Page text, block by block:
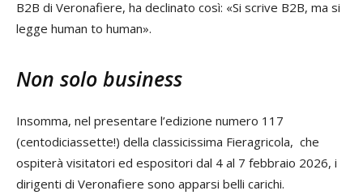
B2B di Veronafiere, ha declinato così: «Si scrive B2B, ma si
legge human to human».
Non solo business
Insomma, nel presentare l’edizione numero 117
(centodiciassette!) della classicissima Fieragricola, che
ospiterà visitatori ed espositori dal 4 al 7 febbraio 2026, i
dirigenti di Veronafiere sono apparsi belli carichi.